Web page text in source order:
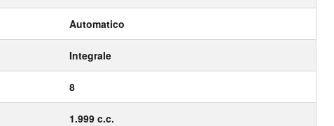
Automatico
Integrale
8
1.999 c.c.